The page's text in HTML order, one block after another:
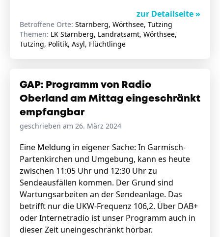
zur Detailseite »
Betroffene Orte: Starnberg, Wörthsee, Tutzing
Themen: LK Starnberg, Landratsamt, Wörthsee,
Tutzing, Politik, Asyl, Flüchtlinge
GAP: Programm von Radio
Oberland am Mittag eingeschränkt
empfangbar
geschrieben am 26. März 2024
Eine Meldung in eigener Sache: In Garmisch-
Partenkirchen und Umgebung, kann es heute
zwischen 11:05 Uhr und 12:30 Uhr zu
Sendeausfällen kommen. Der Grund sind
Wartungsarbeiten an der Sendeanlage. Das
betrifft nur die UKW-Frequenz 106,2. Über DAB+
oder Internetradio ist unser Programm auch in
dieser Zeit uneingeschränkt hörbar.